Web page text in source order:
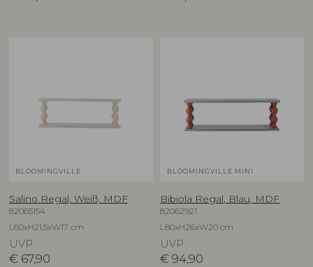
BLOOMINGVILLE
Salino Regal, Weiß, MDF
82065154
L60xH21,5xW17 cm
UVP
€ 67,90
BLOOMINGVILLE MINI
Bibiola Regal, Blau, MDF
82062921
L80xH26xW20 cm
UVP
€ 94,90